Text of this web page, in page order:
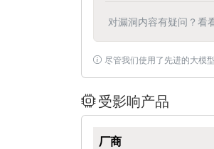
对漏洞内容有疑问？看
尽管我们使用了先进的大模
受影响产品
厂商